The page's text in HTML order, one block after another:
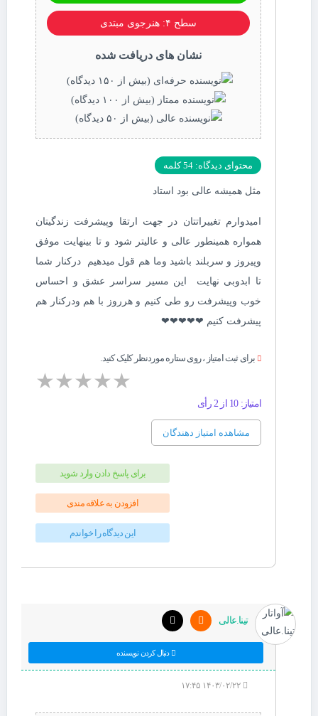
سطح ۴: هنرجوی مبتدی
نشان های دریافت شده
محتوای دیدگاه: 54 کلمه
مثل همیشه عالی بود استاد
امیدوارم تغییراتتان در جهت ارتقا وپیشرفت زندگیتان
همواره همینطور عالی و عالیتر شود و تا بینهایت موفق
وپیروز و سربلند باشید وما هم قول میدهیم درکنار شما
تا ابدوبی نهایت این مسیر سراسر عشق و احساس
خوب وپیشرفت رو طی کنیم و هرروز با هم ودرکنار هم
پیشرفت کنیم ❤❤❤❤❤
برای ثبت امتیاز ، روی ستاره موردنظر کلیک کنید.
★★★★★
امتیاز: 10 از 2 رأی
مشاهده امتیاز دهندگان
برای پاسخ دادن وارد شوید
افزودن به علاقه مندی
این دیدگاه را خواندم
تینا.عالی
دنبال کردن نویسنده